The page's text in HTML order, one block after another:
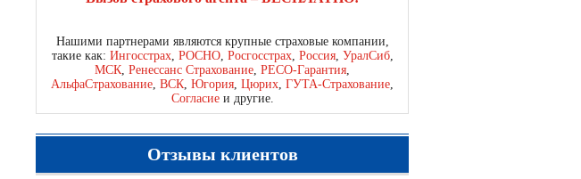
Нашими партнерами являются крупные страховые компании,
такие как: Ингосстрах, РОСНО, Росгосстрах, Россия, УралСиб,
МСК, Ренессанс Страхование, РЕСО-Гарантия,
АльфаСтрахование, ВСК, Югория, Цюрих, ГУТА-Страхование,
Согласиеи другие.
Отзывы клиентов